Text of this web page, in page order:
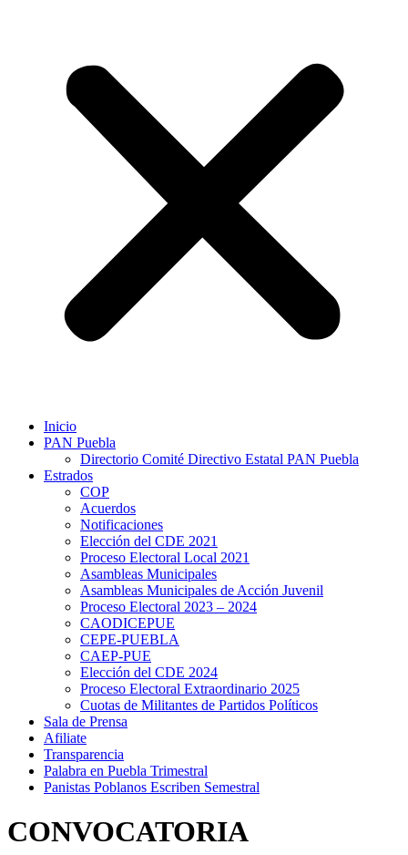
Inicio
PAN Puebla
Directorio Comité Directivo Estatal PAN Puebla
Estrados
COP
Acuerdos
Notificaciones
Elección del CDE 2021
Proceso Electoral Local 2021
Asambleas Municipales
Asambleas Municipales de Acción Juvenil
Proceso Electoral 2023 – 2024
CAODICEPUE
CEPE-PUEBLA
CAEP-PUE
Elección del CDE 2024
Proceso Electoral Extraordinario 2025
Cuotas de Militantes de Partidos Políticos
Sala de Prensa
Afiliate
Transparencia
Palabra en Puebla Trimestral
Panistas Poblanos Escriben Semestral
CONVOCATORIA